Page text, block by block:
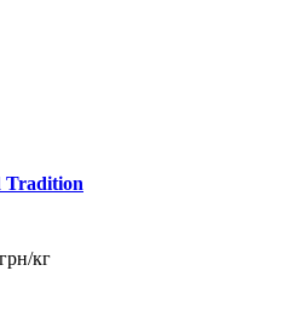
Tradition
кг